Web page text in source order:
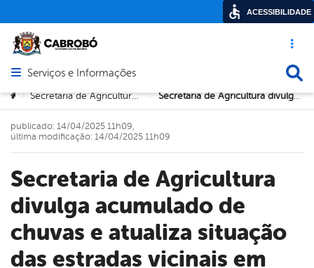
Acesso
Abrir menu principal de navegação
Serviços e Informações
Você está aqui:
> Secretaria de Agricultura e Meio Ambiente > Secretaria de Agricultura divulga acumulado de chuvas e atualiza situação das estradas vicinais em Cabrobó
Secretaria de Agricultura
divulga acumulado de
chuvas e atualiza situação
das estradas vicinais em
publicado: 14/04/2025 11h09,
última modificação: 14/04/2025 11h09
ACESSIBILIDADE